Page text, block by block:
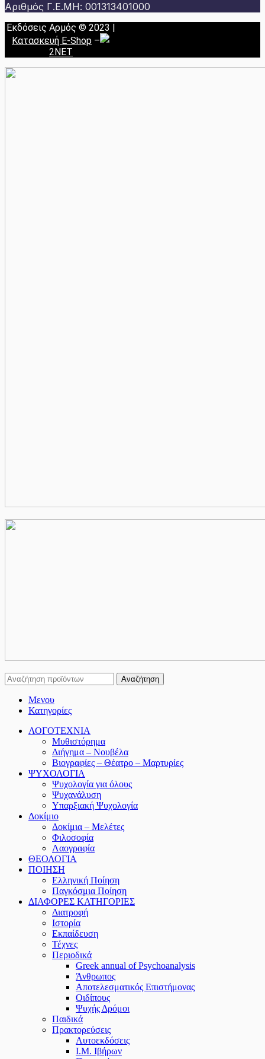
Αριθμός Γ.Ε.ΜΗ: 001313401000
Εκδόσεις Αρμός © 2023 |
Κατασκευή E-Shop –
2NET
Αναζήτηση
Μενου
Κατηγορίες
ΛΟΓΟΤΕΧΝΙΑ
Μυθιστόρημα
Διήγημα – Νουβέλα
Βιογραφίες – Θέατρο – Μαρτυρίες
ΨΥΧΟΛΟΓΙΑ
Ψυχολογία για όλους
Ψυχανάλυση
Υπαρξιακή Ψυχολογία
Δοκίμιο
Δοκίμια – Μελέτες
Φιλοσοφία
Λαογραφία
ΘΕΟΛΟΓΙΑ
ΠΟΙΗΣΗ
Ελληνική Ποίηση
Παγκόσμια Ποίηση
ΔΙΑΦΟΡΕΣ ΚΑΤΗΓΟΡΙΕΣ
Διατροφή
Ιστορία
Εκπαίδευση
Τέχνες
Περιοδικά
Greek annual of Psychoanalysis
Άνθρωπος
Αποτελεσματικός Επιστήμονας
Οιδίπους
Ψυχής Δρόμοι
Παιδικά
Πρακτoρεύσεις
Αυτοεκδόσεις
Ι.Μ. Ιβήρων